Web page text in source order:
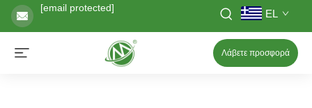
[email protected] EL
Λάβετε προσφορά